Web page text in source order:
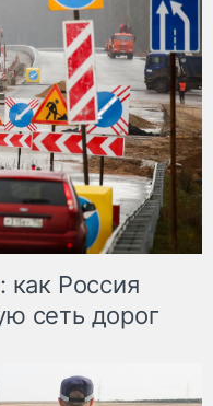
как Россия
сеть дорог